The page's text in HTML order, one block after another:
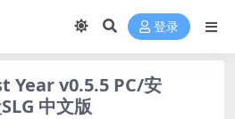
登录
Year v0.5.5 PC/安
中文版